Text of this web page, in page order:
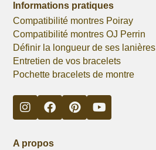
Informations pratiques
Compatibilité montres Poiray
Compatibilité montres OJ Perrin
Définir la longueur de ses lanières
Entretien de vos bracelets
Pochette bracelets de montre
A propos